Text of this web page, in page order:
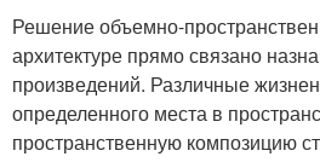
Решение объемно-
архитектуре прямо связано
произведений. Различные
определенного места в
пространственную композицию